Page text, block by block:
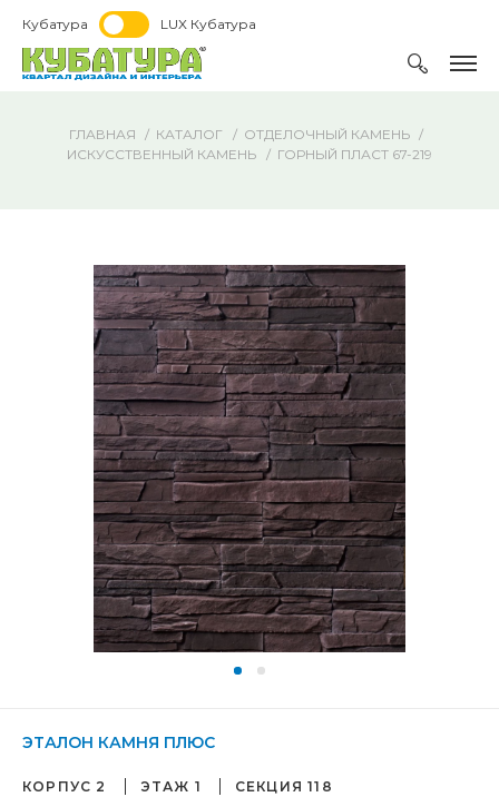
Кубатура LUX Кубатура
ГЛАВНАЯ КАТАЛОГ
ОТДЕЛОЧНЫЙ КАМЕНЬ
ИСКУССТВЕННЫЙ КАМЕНЬ
ГОРНЫЙ ПЛАСТ 67-219
ЭТАЛОН КАМНЯ ПЛЮС
КОРПУС 2 ЭТАЖ 1 СЕКЦИЯ 118